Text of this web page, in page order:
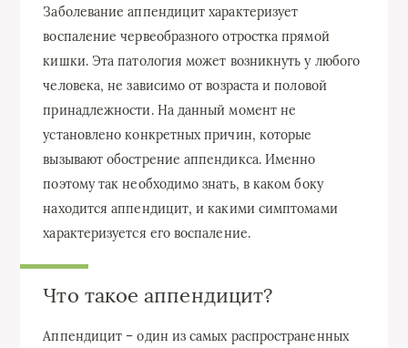
Заболевание аппендицит характеризует
воспаление червеобразного отростка прямой
кишки. Эта патология может возникнуть у любого
человека, не зависимо от возраста и половой
принадлежности. На данный момент не
установлено конкретных причин, которые
вызывают обострение аппендикса. Именно
поэтому так необходимо знать, в каком боку
находится аппендицит, и какими симптомами
характеризуется его воспаление.
Что такое аппендицит?
Аппендицит – один из самых распространенных